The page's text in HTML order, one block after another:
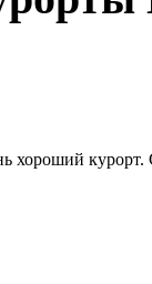
хороший